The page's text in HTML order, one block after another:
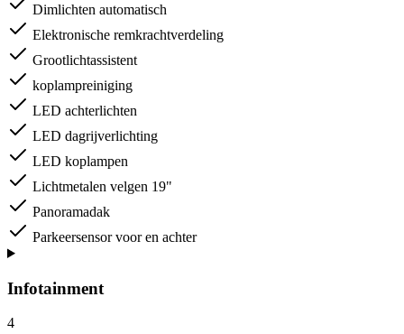
Dimlichten automatisch
Elektronische remkrachtverdeling
Grootlichtassistent
koplampreiniging
LED achterlichten
LED dagrijverlichting
LED koplampen
Lichtmetalen velgen 19"
Panoramadak
Parkeersensor voor en achter
Infotainment
4